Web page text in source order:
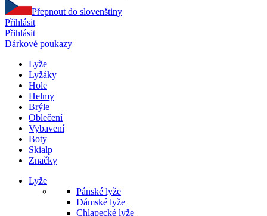
Přepnout do slovenštiny
Přihlásit
Přihlásit
Dárkové poukazy
Lyže
Lyžáky
Hole
Helmy
Brýle
Oblečení
Vybavení
Boty
Skialp
Značky
Lyže
Pánské lyže
Dámské lyže
Chlapecké lyže